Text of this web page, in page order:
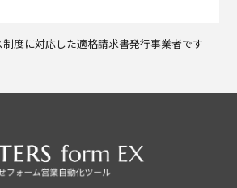
度に対応した適格請求書発行事業者です